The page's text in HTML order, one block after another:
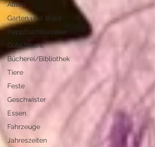
Alltag
Garten und Wald
Pappbuchklassiker
Gute Nacht
Bücherei/Bibliothek
Tiere
Feste
Geschwister
Essen
Fahrzeuge
Jahreszeiten